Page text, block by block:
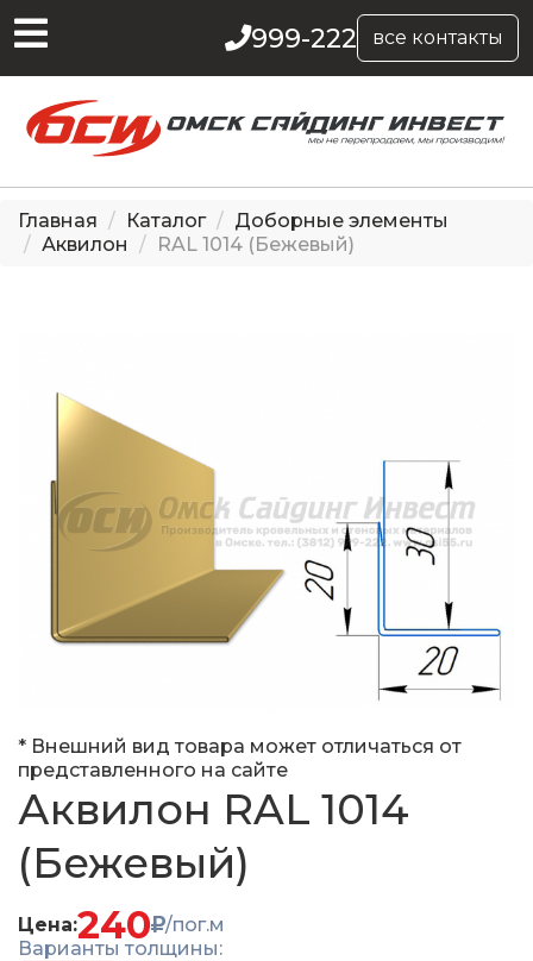
999-222 все контакты
Главная Каталог
Доборные элементы
Аквилон
RAL 1014 (Бежевый)
* Внешний вид товара может отличаться от
представленного на сайте
Аквилон RAL 1014
(Бежевый)
Цена:240
/пог.м
Варианты толщины: